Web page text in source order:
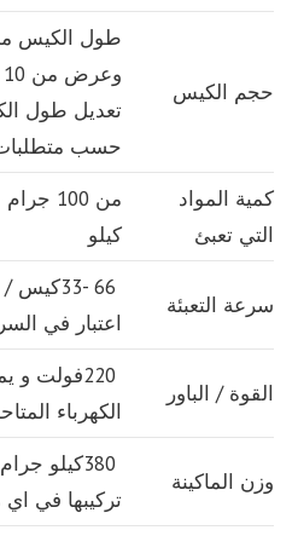
حجم الكيس
تعديل طول
حسب
كمية المواد
التي تعبئ
كيلو
سرعة التعبئة
66 -
اعتبار في
القوة / الباور
220فولت
الكهرباء المتاحه 2.5 كيلو
وزن الماكينة
380كيلو
تركيبها في